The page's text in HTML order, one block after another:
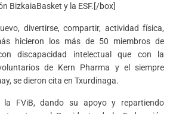
BizkaiaBasket y la ESF.[/box]
divertirse, compartir, actividad física,
hicieron los más de 50 miembros de
discapacidad intelectual que con la
de Kern Pharma y el siempre
se dieron cita en Txurdinaga.
la FViB, dando su apoyo y repartiendo